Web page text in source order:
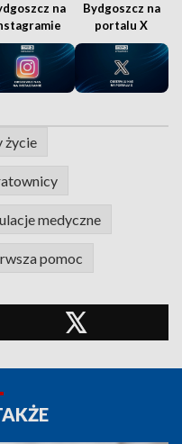
na
Bydgoszcz na
portalu X
życie
medyczne
pomoc